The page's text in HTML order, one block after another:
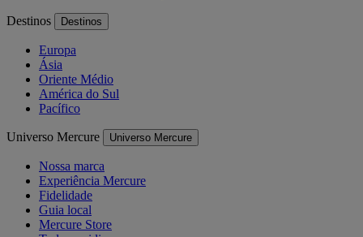
Destinos Destinos
Europa
Ásia
Oriente Médio
América do Sul
Pacífico
Universo Mercure Universo Mercure
Nossa marca
Experiência Mercure
Fidelidade
Guia local
Mercure Store